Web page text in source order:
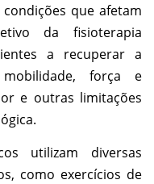
que afetam
da fisioterapia
a recuperar a
força e
e outras limitações
utilizam diversas
como exercícios de